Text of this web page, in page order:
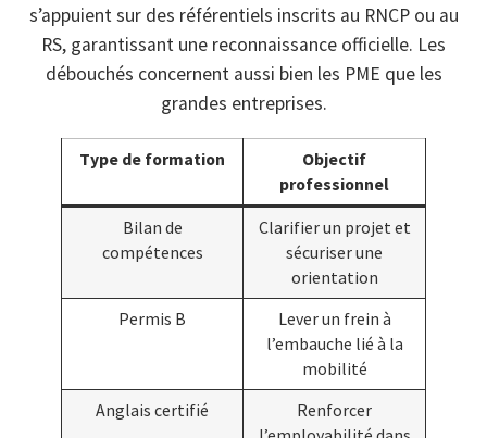
s’appuient sur des référentiels inscrits au RNCP ou au
RS, garantissant une reconnaissance officielle. Les
débouchés concernent aussi bien les PME que les
grandes entreprises.
Type de formation
Objectif
professionnel
Bilan de
compétences
Clarifier un projet et
sécuriser une
orientation
Permis B
Lever un frein à
l’embauche lié à la
mobilité
Anglais certifié
Renforcer